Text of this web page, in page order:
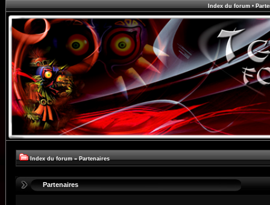
Index du forum•
Index du forum » Partenaires
Partenaires